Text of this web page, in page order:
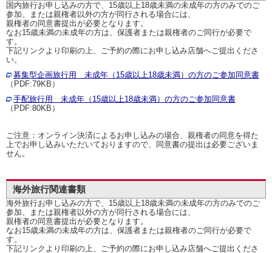
国内旅行お申し込みの方で、15歳以上18歳未満の未成年の方のみでのご
参加、または親権者以外の方が同行される場合には、
親権者の同意書提出が必要となります。
なお15歳未満の未成年の方は、保護者または親権者のご同行が必要で
す。
下記リンクより印刷の上、ご予約の際にお申し込み店舗へご提出くださ
い。
募集型企画旅行用 未成年（15歳以上18歳未満）の方のご参加同意書
（PDF:79KB）
手配旅行用 未成年（15歳以上18歳未満）の方のご参加同意書
（PDF:80KB）
ご注意：オンライン決済によるお申し込みの場合、親権者の同意を得た
上でお申し込みいただいておりますので、同意書の提出は必要ございま
せん。
海外旅行関連書類
海外旅行お申し込みの方で、15歳以上18歳未満の未成年の方のみでのご
参加、または親権者以外の方が同行される場合には、
親権者の同意書提出が必要となります。
なお15歳未満の未成年の方は、保護者または親権者のご同行が必要で
す。
下記リンクより印刷の上、ご予約の際にお申し込み店舗へご提出くださ